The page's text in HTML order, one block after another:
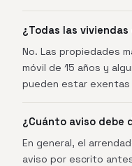
¿Todas las
No. Las propiedades
móvil de 15 años y
pueden estar
¿Cuánto aviso debe
En general, el
aviso por escrito